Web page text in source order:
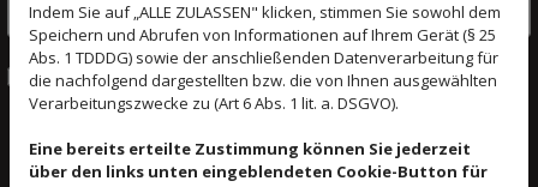
Ich habe die Datenschutzerklärung zur Kenntnis
genommen und stimme der Verarbeitung meiner
Indem Sie auf „ALLE ZULASSEN" klicken, stimmen Sie sowohl dem
Speichern und Abrufen von Informationen auf Ihrem Gerät (§ 25
Abs. 1 TDDDG) sowie der anschließenden Datenverarbeitung für
die nachfolgend dargestellten bzw. die von Ihnen ausgewählten
Verarbeitungszwecke zu (Art 6 Abs. 1 lit. a. DSGVO).
Eine bereits erteilte Zustimmung können Sie jederzeit
über den links unten eingeblendeten Cookie-Button für